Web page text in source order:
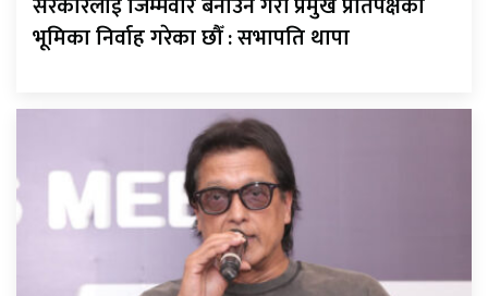
भूमिका निर्वाह गरेका छौँ : सभापति थापा